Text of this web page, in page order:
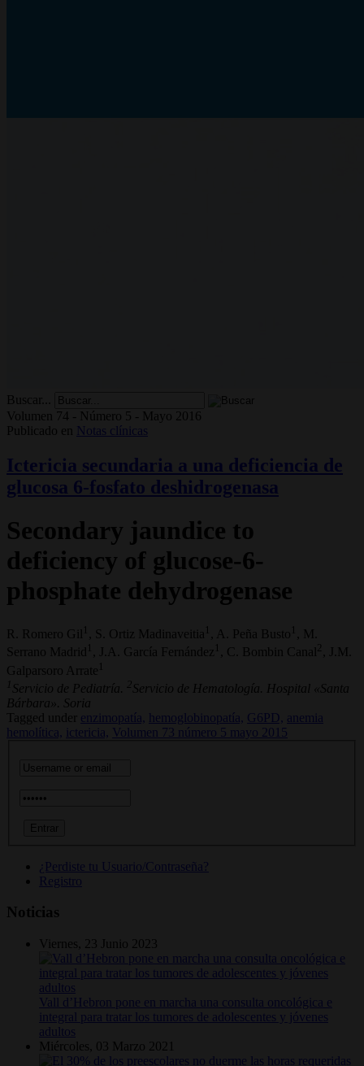
Buscar...
Volumen 74 - Número 5 - Mayo 2016
Publicado en
Notas clínicas
Ictericia secundaria a una deficiencia de
glucosa 6-fosfato deshidrogenasa
Secondary jaundice to
deficiency of glucose-6-
phosphate dehydrogenase
R. Romero Gil 1 , S. Ortiz Madinaveitia 1 , A. Peña Busto 1
, M.
Serrano Madrid 1 , J.A. García Fernández 1 , C. Bombin Canal
, J.M.
Galparsoro Arrate 1
1 Servicio de Pediatría. 2 Servicio de Hematología. Hospital «Santa
Bárbara». Soria
Tagged under
enzimopatía, hemoglobinopatía, G6PD, anemia
hemolítica,
ictericia, Volumen 73 número 5 mayo 2015
¿Perdiste tu Usuario/Contraseña?
Registro
Noticias
Viernes, 23 Junio 2023
Vall d’Hebron pone en marcha una consulta oncológica e
integral para tratar los tumores de adolescentes y jóvenes
adultos
Miércoles, 03 Marzo 2021